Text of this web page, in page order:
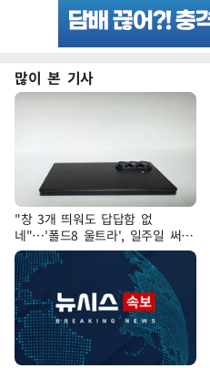
많이 본 기사
"창 3개 띄워도 답답함 없
네"…'폴드8 울트라', 일주일 써보
니